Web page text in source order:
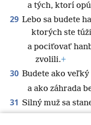
a tých, ktorí
29 Lebo sa budete
ktorých ste
a pociťovať
zvolili.+
30 Budete ako
a ako záhrada
31 Silný muž sa